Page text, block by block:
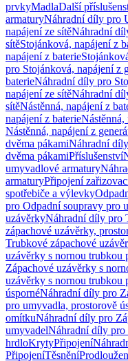
prvkyMadlaDalší
armaturyNáhradní díly pro
napájení ze sítěNáhradní
sítěStojánková, napájení z
napájení z baterie
pro Stojánková, napájení z
baterieNáhradní díly pro
napájení ze sítěNáhradní
sítěNástěnná, napájení z
napájení z baterieNástěnná,
Nástěnná, napájení z
dvěma pákamiNáhradní
dvěma pákamiPříslušenství
umyvadlové armatury
armaturyPřipojení
spotřebiče a výlevky
pro Odpadní soupravy pro
uzávěrkyNáhradní díly pro
zápachové uzávěrky,
Trubkové zápachové
uzávěrky s nornou trubkou
Zápachové uzávěrky s
uzávěrky s nornou trubkou
úspornéNáhradní díly pro
pro umyvadla, prostorově
omítkuNáhradní díly pro
umyvadelNáhradní díly pro
hrdloKrytyPřipojení
PřipojeníTěsnění